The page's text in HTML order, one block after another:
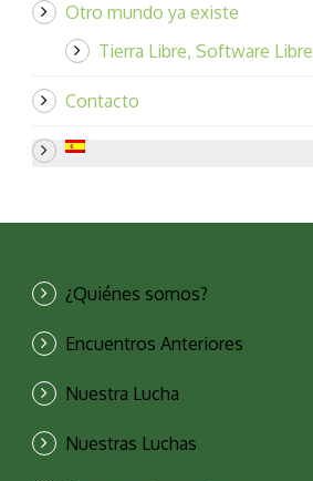
Otro mundo ya existe
Tierra Libre, Software Libre
Contacto
¿Quiénes somos?
Encuentros Anteriores
Nuestra Lucha
Nuestras Luchas